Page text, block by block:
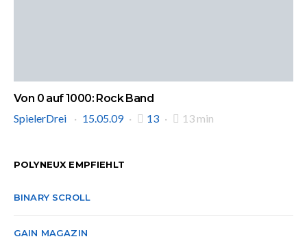
Von 0 auf 1000: Rock Band
SpielerDrei
15.05.09 13 13 min
POLYNEUX EMPFIEHLT
BINARY SCROLL
GAIN MAGAZIN